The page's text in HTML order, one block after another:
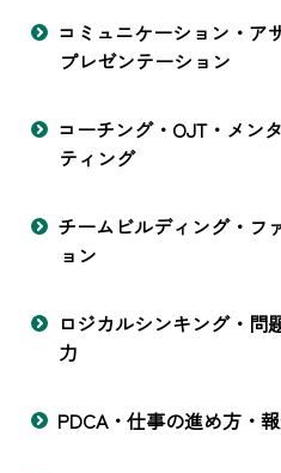
コミュニケーション・ア
プレゼンテーション
コーチング・OJT・メン
ティング
チームビルディング・フ
ョン
ロジカルシンキング・問
力
PDCA・仕事の進め方・